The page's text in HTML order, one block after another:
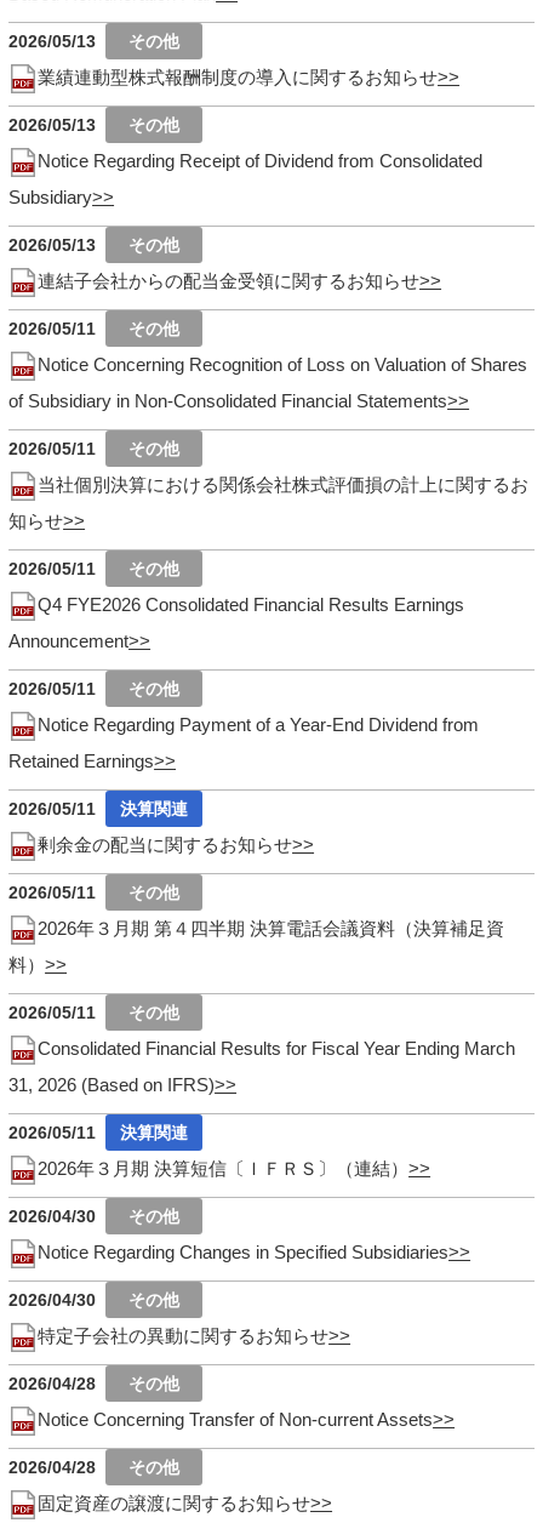
2026/05/13
業績連動型株式報酬制度の導入に関するお知らせ
2026/05/13
Notice Regarding Receipt of Dividend from Consolidated
Subsidiary
2026/05/13
連結子会社からの配当金受領に関するお知らせ
2026/05/11
Notice Concerning Recognition of Loss on Valuation of Shares
of Subsidiary in Non-Consolidated Financial Statements
2026/05/11
当社個別決算における関係会社株式評価損の計上に関するお
知らせ
2026/05/11
Q4 FYE2026 Consolidated Financial Results Earnings
Announcement
2026/05/11
Notice Regarding Payment of a Year-End Dividend from
Retained Earnings
2026/05/11
剰余金の配当に関するお知らせ
2026/05/11
2026年３月期 第４四半期 決算電話会議資料（決算補足資
料）
2026/05/11
Consolidated Financial Results for Fiscal Year Ending March
31, 2026 (Based on IFRS)
2026/05/11
2026年３月期 決算短信〔ＩＦＲＳ〕（連結）
2026/04/30
Notice Regarding Changes in Specified Subsidiaries
2026/04/30
特定子会社の異動に関するお知らせ
2026/04/28
Notice Concerning Transfer of Non-current Assets
2026/04/28
固定資産の譲渡に関するお知らせ